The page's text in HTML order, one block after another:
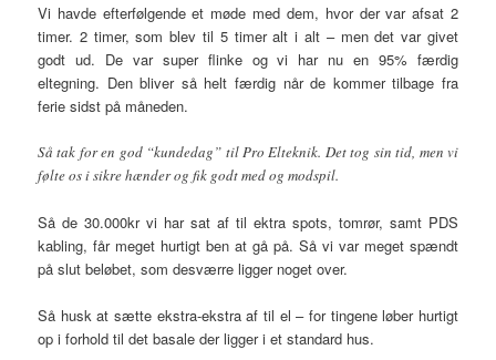
Vi havde efterfølgende et møde med dem, hvor der var afsat 2
timer. 2 timer, som blev til 5 timer alt i alt – men det var givet
godt ud. De var super flinke og vi har nu en 95% færdig
eltegning. Den bliver så helt færdig når de kommer tilbage fra
ferie sidst på måneden.
Så tak for en god “kundedag” til Pro Elteknik. Det tog sin tid, men vi
følte os i sikre hænder og fik godt med og modspil.
Så de 30.000kr vi har sat af til ektra spots, tomrør, samt PDS
kabling, får meget hurtigt ben at gå på. Så vi var meget spændt
på slut beløbet, som desværre ligger noget over.
Så husk at sætte ekstra-ekstra af til el – for tingene løber hurtigt
op i forhold til det basale der ligger i et standard hus.